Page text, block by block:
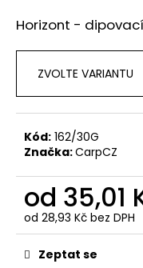
Horizont - dipovací
ZVOLTE VARIANTU
Kód: 162/30G
Značka:CarpCZ
od 35,01
od 28,93 Kč bez DPH
Měrná
cena:Zeptat se
a
?
D